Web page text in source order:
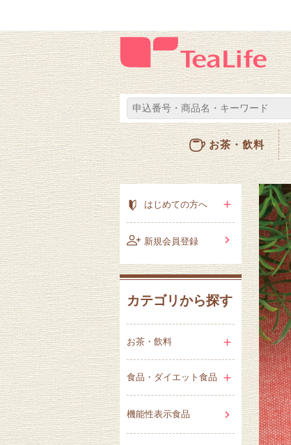
お茶・飲料
はじめての方へ
新規会員登録
カテゴリから探す
お茶・飲料
食品・ダイエット食品
機能性表示食品